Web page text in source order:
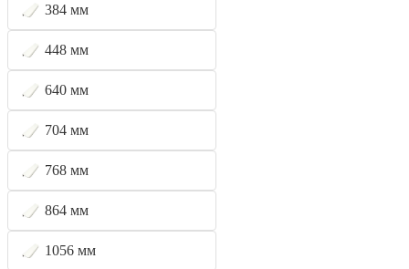
384 мм
448 мм
640 мм
704 мм
768 мм
864 мм
1056 мм